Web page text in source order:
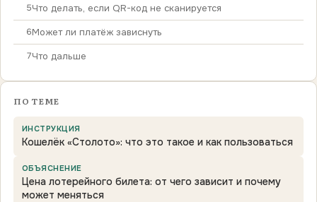
5Что делать, если QR-код не сканируется
6Может ли платёж зависнуть
7Что дальше
ПО ТЕМЕ
ИНСТРУКЦИЯ
Кошелёк «Столото»: что это такое и как пользоваться
ОБЪЯСНЕНИЕ
Цена лотерейного билета: от чего зависит и почему
может меняться